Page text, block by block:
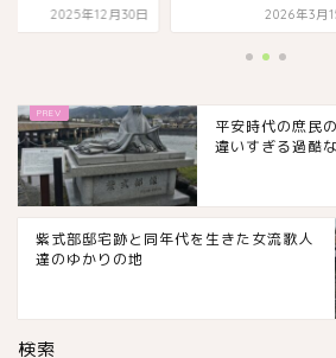
2025年12月30日 2026年3月
平安時代の庶民
違いすぎる過酷
紫式部邸宅跡と同年代を生きた女流歌人
達のゆかりの地
検索